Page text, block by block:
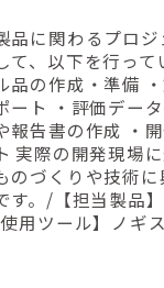
品に関わるプロ
て、以下を行って
品の作成・準備
ート ・評価デー
報告書の作成 ・
実際の開発現場
のづくりや技術
す。/【担当製品
用ツール】ノギ